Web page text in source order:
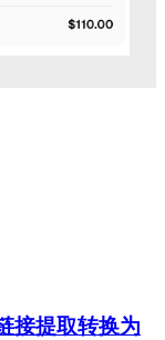
接提取转换为